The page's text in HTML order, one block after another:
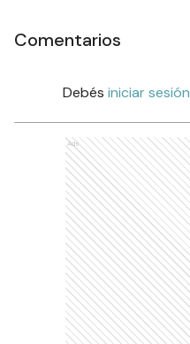
Comentarios
Debés iniciar sesión
Ads